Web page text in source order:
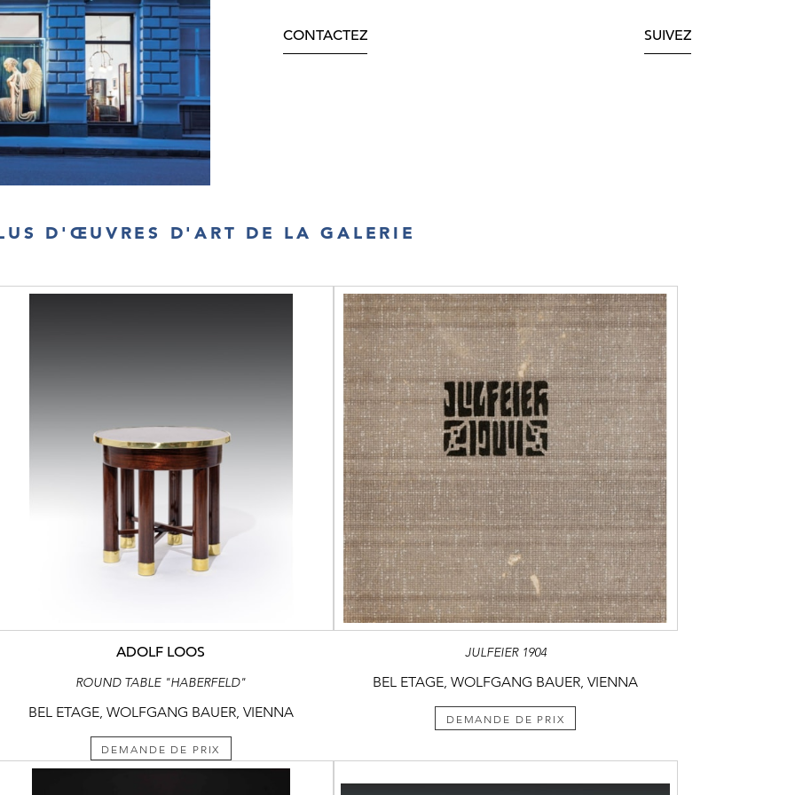
CONTACTEZ SUIVEZ
D'ŒUVRES D'ART DE LA GALERIE
ADOLF LOOS
ROUND TABLE "HABERFELD"
BEL ETAGE, WOLFGANG BAUER, VIENNA
DEMANDE DE PRIX
JULFEIER 1904
BEL ETAGE, WOLFGANG BAUER, VIENNA
DEMANDE DE PRIX